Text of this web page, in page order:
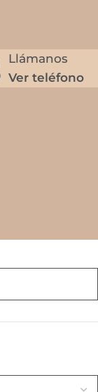
Llámanos
Ver teléfono